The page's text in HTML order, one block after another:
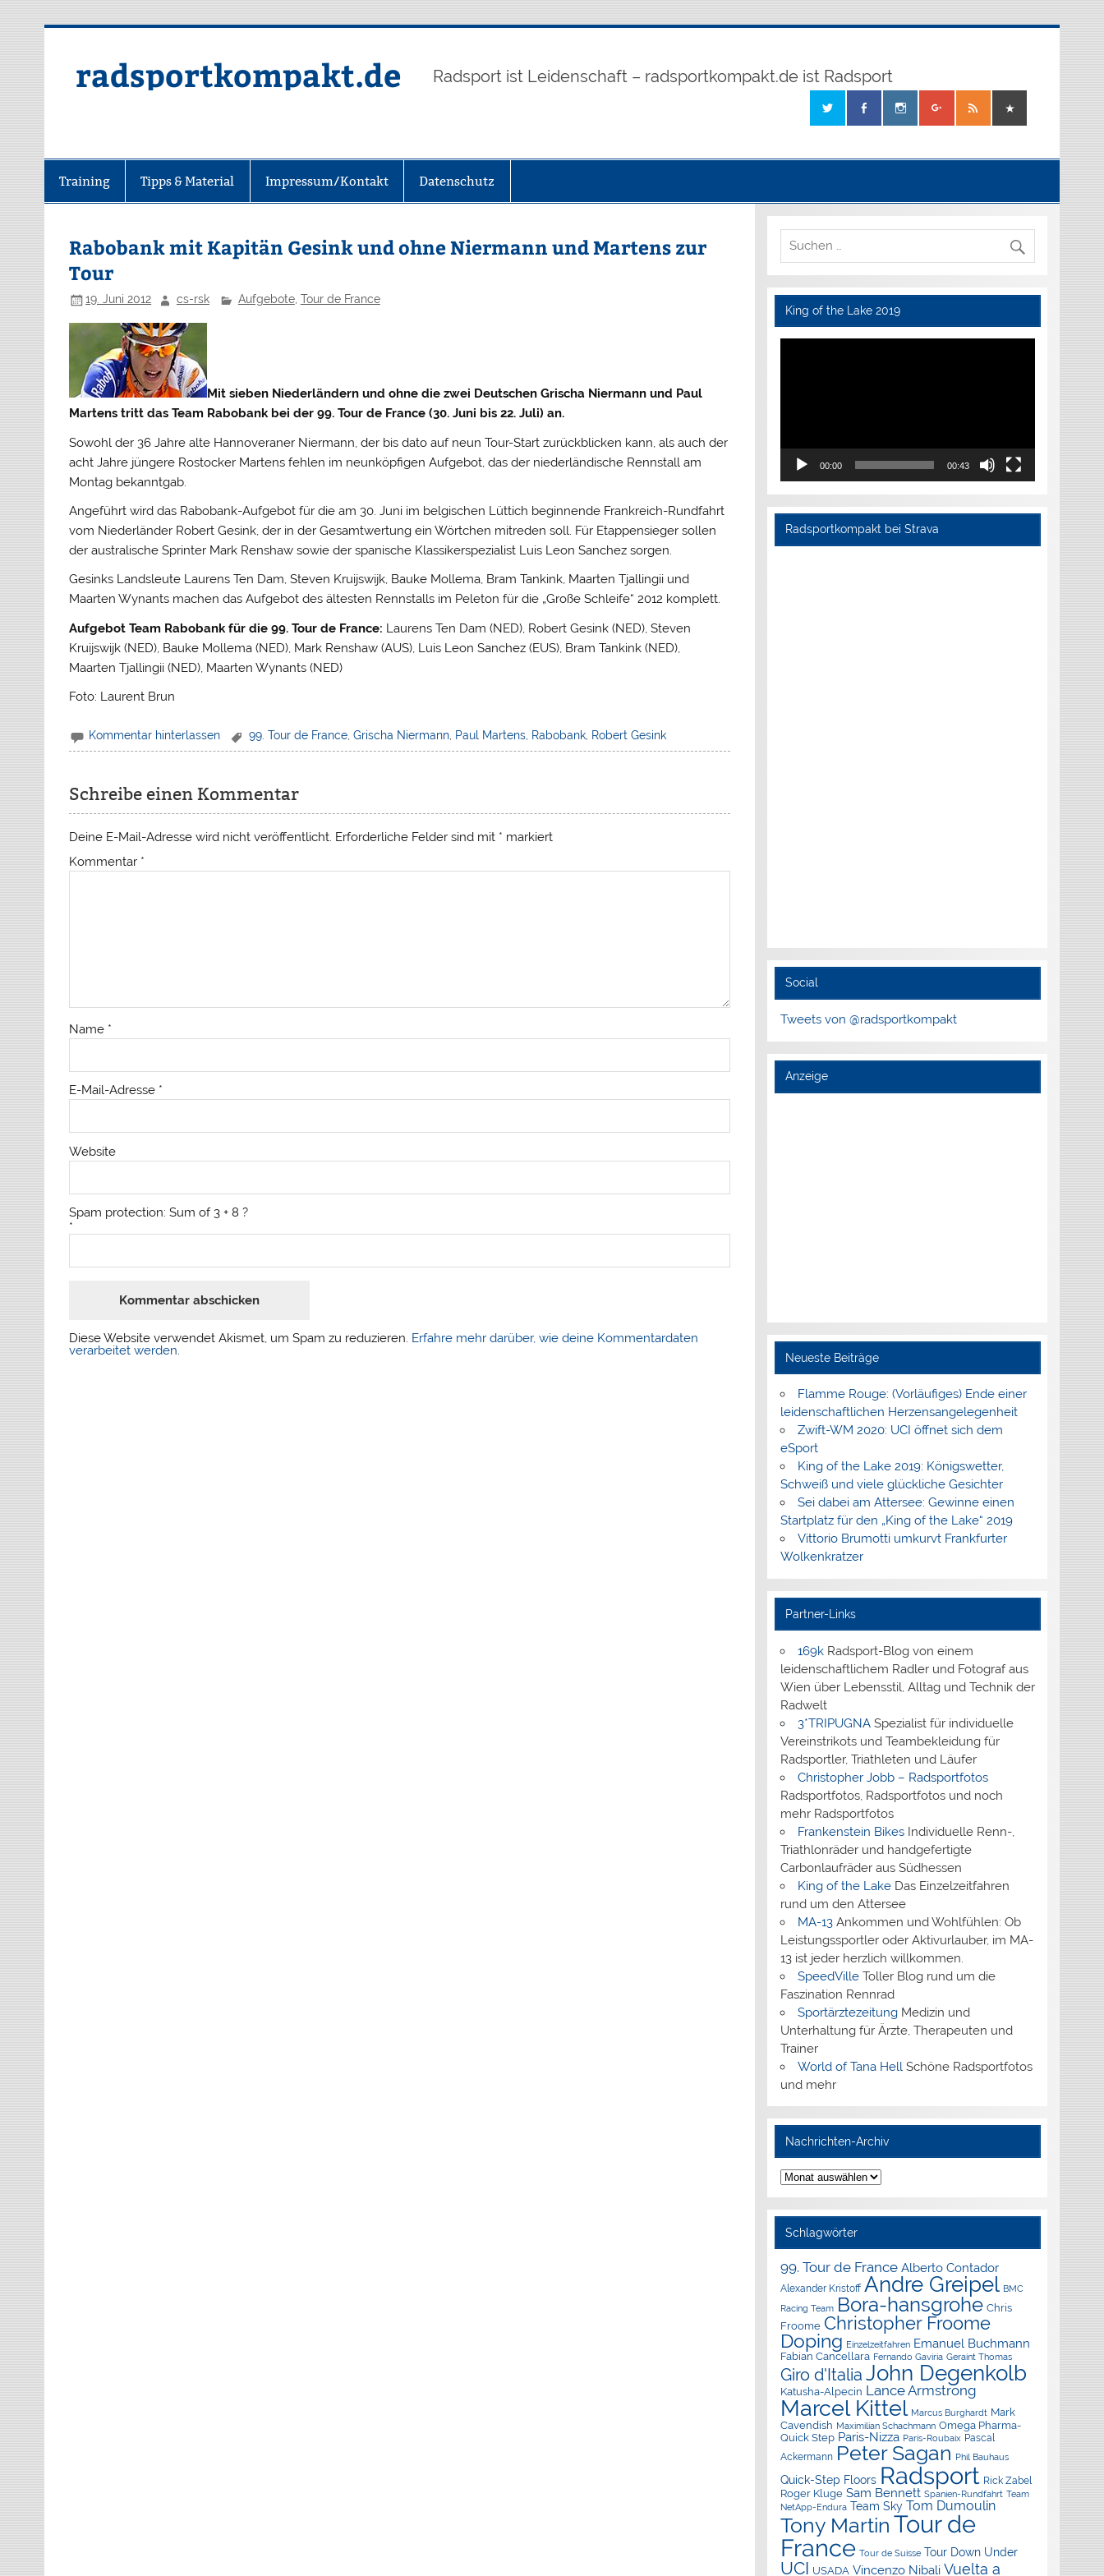
radsportkompakt.de Radsport ist Leidenschaft – radsportkompakt.de ist Radsport
Training Tipps & Material Impressum/Kontakt Datenschutz
Rabobank mit Kapitän Gesink und ohne Niermann und Martens zur
Tour
19. Juni 2012 cs-rsk Aufgebote, Tour de France
Mit sieben Niederländern und ohne die zwei Deutschen Grischa Niermann und Paul
Martens tritt das Team Rabobank bei der 99. Tour de France (30. Juni bis 22. Juli) an.
Sowohl der 36 Jahre alte Hannoveraner Niermann, der bis dato auf neun Tour-Start zurückblicken kann, als auch der
acht Jahre jüngere Rostocker Martens fehlen im neunköpfigen Aufgebot, das der niederländische Rennstall am
Montag bekanntgab.
Angeführt wird das Rabobank-Aufgebot für die am 30. Juni im belgischen Lüttich beginnende Frankreich-Rundfahrt
vom Niederländer Robert Gesink, der in der Gesamtwertung ein Wörtchen mitreden soll. Für Etappensieger sollen
der australische Sprinter Mark Renshaw sowie der spanische Klassikerspezialist Luis Leon Sanchez sorgen.
Gesinks Landsleute Laurens Ten Dam, Steven Kruijswijk, Bauke Mollema, Bram Tankink, Maarten Tjallingii und
Maarten Wynants machen das Aufgebot des ältesten Rennstalls im Peleton für die „Große Schleife“ 2012 komplett.
Aufgebot Team Rabobank für die 99. Tour de France: Laurens Ten Dam (NED), Robert Gesink (NED), Steven
Kruijswijk (NED), Bauke Mollema (NED), Mark Renshaw (AUS), Luis Leon Sanchez (EUS), Bram Tankink (NED),
Maarten Tjallingii (NED), Maarten Wynants (NED)
Foto: Laurent Brun
Kommentar hinterlassen 99. Tour de France, Grischa Niermann, Paul Martens, Rabobank, Robert Gesink
Schreibe einen Kommentar
Deine E-Mail-Adresse wird nicht veröffentlicht. Erforderliche Felder sind mit * markiert
Kommentar *
Name *
E-Mail-Adresse *
Website
Spam protection: Sum of 3 + 8 ?
*
Diese Website verwendet Akismet, um Spam zu reduzieren. Erfahre mehr darüber, wie deine Kommentardaten
verarbeitet werden.
King of the Lake 2019
Video-
00:00 00:43
Radsportkompakt bei Strava
Social
Tweets von @radsportkompakt
Anzeige
Neueste Beiträge
Flamme Rouge: (Vorläufiges) Ende einer
leidenschaftlichen Herzensangelegenheit
Zwift-WM 2020: UCI öffnet sich dem
eSport
King of the Lake 2019: Königswetter,
Schweiß und viele glückliche Gesichter
Sei dabei am Attersee: Gewinne einen
Startplatz für den „King of the Lake“ 2019
Vittorio Brumotti umkurvt Frankfurter
Wolkenkratzer
Partner-Links
169kRadsport-Blog von einem
leidenschaftlichem Radler und Fotograf aus
Wien über Lebensstil, Alltag und Technik der
Radwelt
3*TRIPUGNASpezialist für individuelle
Vereinstrikots und Teambekleidung für
Radsportler, Triathleten und Läufer
Christopher Jobb – Radsportfotos
Radsportfotos, Radsportfotos und noch
mehr Radsportfotos
Frankenstein BikesIndividuelle Renn-,
Triathlonräder und handgefertigte
Carbonlaufräder aus Südhessen
King of the LakeDas Einzelzeitfahren
rund um den Attersee
MA-13Ankommen und Wohlfühlen: Ob
Leistungssportler oder Aktivurlauber, im MA-
13 ist jeder herzlich willkommen.
SpeedVilleToller Blog rund um die
Faszination Rennrad
SportärztezeitungMedizin und
Unterhaltung für Ärzte, Therapeuten und
Trainer
World of Tana Hell Schöne Radsportfotos
und mehr
Nachrichten-Archiv
Nachrichten-
Archiv
Schlagwörter
99. Tour de France Alberto Contador
Alexander Kristoff Andre Greipel BMC
Racing Team Bora-hansgrohe Chris
Froome Christopher Froome
Doping Einzelzeitfahren Emanuel Buchmann
Fabian Cancellara Fernando Gaviria Geraint Thomas
Giro d'Italia John Degenkolb
Katusha-Alpecin Lance Armstrong
Marcel Kittel Marcus Burghardt Mark
Cavendish Maximilian Schachmann Omega Pharma-
Quick Step Paris-Nizza Paris-Roubaix Pascal
Ackermann Peter Sagan Phil Bauhaus
Quick-Step Floors Radsport Rick Zabel
Roger Kluge Sam Bennett Spanien-Rundfahrt Team
NetApp-Endura Team Sky Tom Dumoulin
Tony Martin Tour de
France Tour de Suisse Tour Down Under
UCI USADA Vincenzo Nibali Vuelta a